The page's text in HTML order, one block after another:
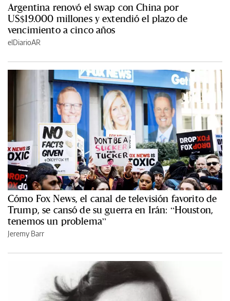
Argentina renovó el swap con China por
US$19.000 millones y extendió el plazo de
vencimiento a cinco años
elDiarioAR
Cómo Fox News, el canal de televisión favorito de
Trump, se cansó de su guerra en Irán: “Houston,
tenemos un problema”
Jeremy Barr